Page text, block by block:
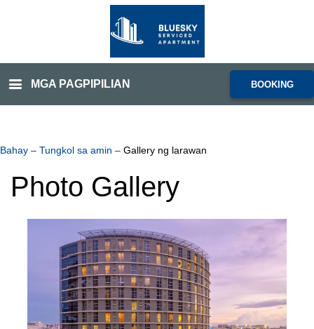
MGA PAGPIPILIAN BOOKING
Bahay – Tungkol sa amin – Gallery ng larawan
Photo Gallery